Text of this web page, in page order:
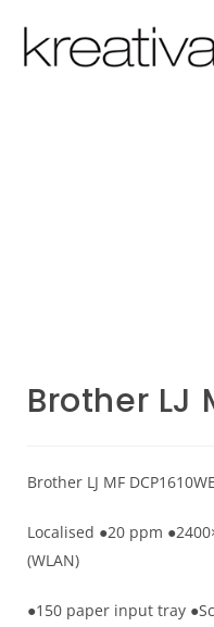
Brother LJ
Brother LJ MF
Localised ●20 ppm
(WLAN)
●150 paper input tray